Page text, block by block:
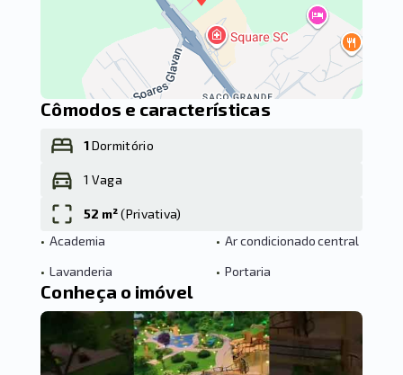
Cômodos e características
1Dormitório
1 Vaga
52 m²(Privativa)
• Academia • Ar condicionado central
• Lavanderia • Portaria
Conheça o imóvel